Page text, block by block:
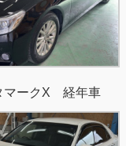
マークX 経年車